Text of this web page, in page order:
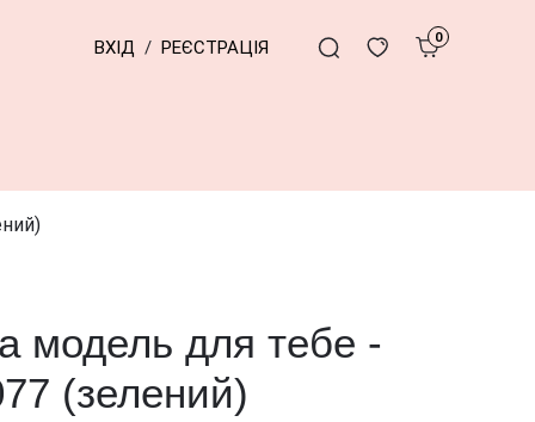
ВХІД / РЕЄСТРАЦІЯ 0
модель для тебе -
(зелений)